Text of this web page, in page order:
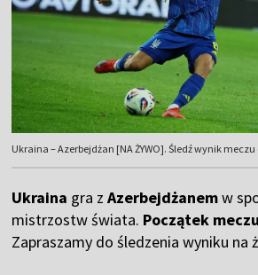
Ukraina – Azerbejdżan [NA ŻYWO]. Śledź wynik meczu
Ukraina gra zAzerbejdżanemw
mistrzostw świata. Początek
Zapraszamy do śledzenia wyniku na